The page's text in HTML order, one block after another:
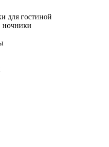
для гостиной
ночники